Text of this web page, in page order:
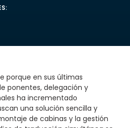
porque en sus últimas
ponentes, delegación y
ha incrementado
una solución sencilla y
de cabinas y la gestión